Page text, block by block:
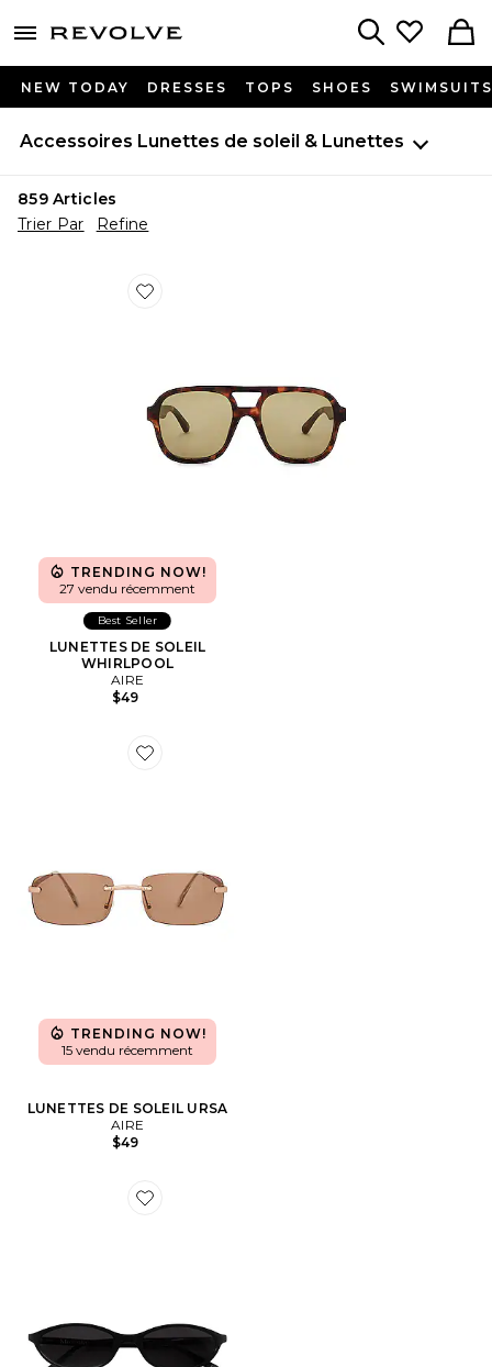
menu - shows more content
NEW TODAY DRESSES TOPS SHOES SWIMSUITS
Accessoires Lunettes de soleil & Lunettes
859Articles
Trier Par
Refine
Favorite LUNETTES DE SOLEIL WHIRLPOOL
TRENDING NOW!
27 vendu récemment
Best Seller
LUNETTES DE SOLEIL
WHIRLPOOL
AIRE
$49
Favorite LUNETTES DE SOLEIL URSA
TRENDING NOW!
15 vendu récemment
LUNETTES DE SOLEIL URSA
AIRE
$49
Favorite LUNETTES DE SOLEIL